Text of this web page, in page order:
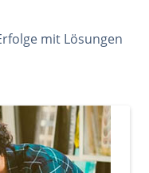
mit Lösungen